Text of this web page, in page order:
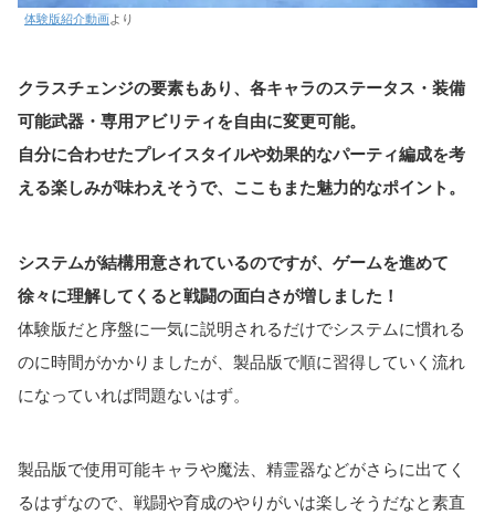
体験版紹介動画より
クラスチェンジの要素もあり、各キャラのステータス・装備
可能武器・専用アビリティを自由に変更可能。
自分に合わせたプレイスタイルや効果的なパーティ編成を考
える楽しみが味わえそうで、ここもまた魅力的なポイント。
システムが結構用意されているのですが、ゲームを進めて
徐々に理解してくると戦闘の面白さが増しました！
体験版だと序盤に一気に説明されるだけでシステムに慣れる
のに時間がかかりましたが、製品版で順に習得していく流れ
になっていれば問題ないはず。
製品版で使用可能キャラや魔法、精霊器などがさらに出てく
るはずなので、戦闘や育成のやりがいは楽しそうだなと素直